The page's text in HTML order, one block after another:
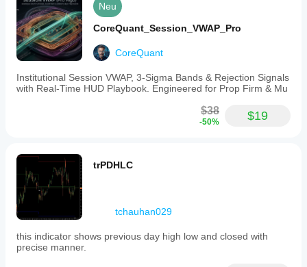
Neu
CoreQuant_Session_VWAP_Pro
CoreQuant
Institutional Session VWAP, 3-Sigma Bands & Rejection Signals
with Real-Time HUD Playbook. Engineered for Prop Firm & Mu
$38
-50% $19
trPDHLC
tchauhan029
this indicator shows previous day high low and closed with
precise manner.